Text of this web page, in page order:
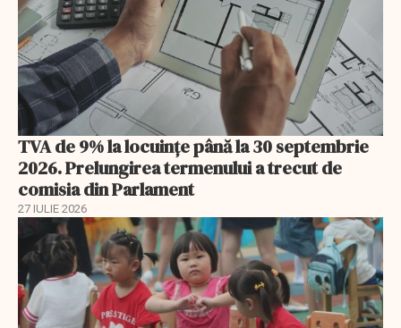
TVA de 9% la locuințe până la 30 septembrie
2026. Prelungirea termenului a trecut de
comisia din Parlament
27 IULIE 2026